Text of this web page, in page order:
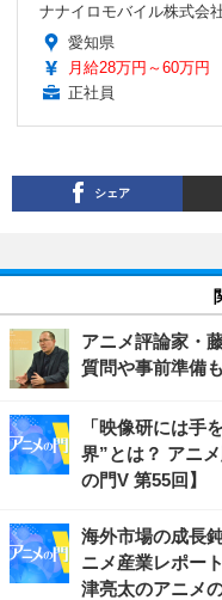
ナナイロモバイル株式会
愛知県
月給28万円～60万円
正社員
シェア
アニメ評論家・
質問や事前準備
「映像研には手
界”とは？ アニ
の門V 第55回】
海外市場の成長
ニメ産業レポー
津亮太のアニメ